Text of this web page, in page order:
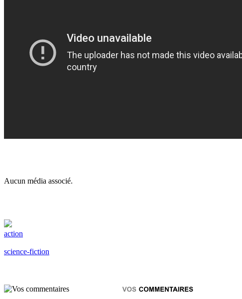
Aucun média associé.
action
science-fiction